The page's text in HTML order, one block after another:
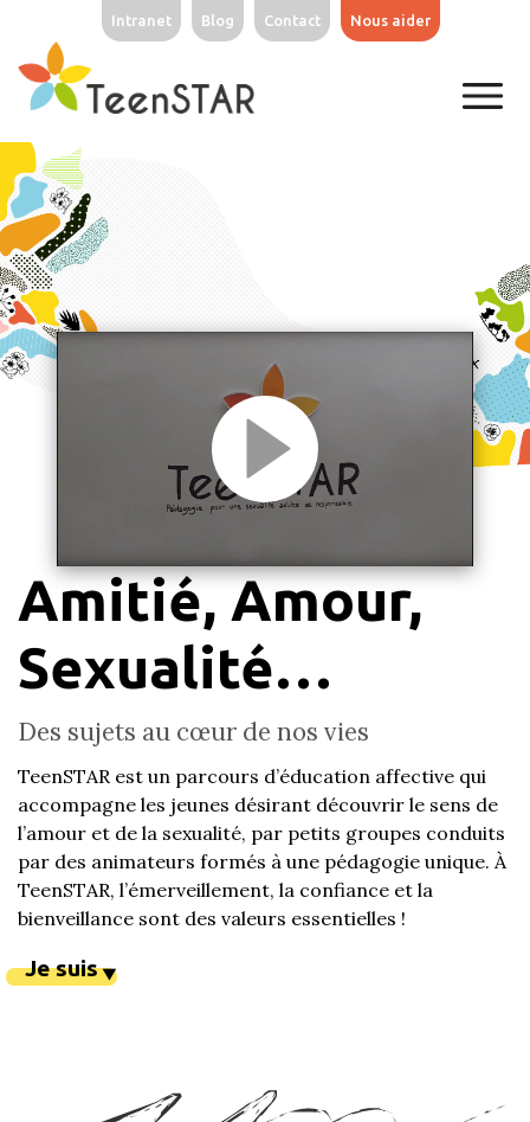
Intranet Blog Contact Nous aider
Amitié, Amour,
Sexualité…
Des sujets au cœur de nos vies
TeenSTAR est un parcours d’éducation affective qui
accompagne les jeunes désirant découvrir le sens de
l’amour et de la sexualité, par petits groupes conduits
par des animateurs formés à une pédagogie unique. À
TeenSTAR, l’émerveillement, la confiance et la
bienveillance sont des valeurs essentielles !
Je suis